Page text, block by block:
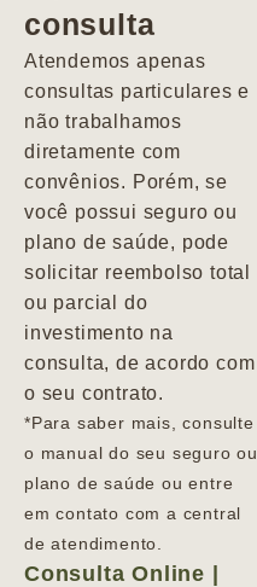
consulta
Atendemos apenas
consultas particulares e
não trabalhamos
diretamente com
convênios. Porém, se
você possui seguro ou
plano de saúde, pode
solicitar reembolso total
ou parcial do
investimento na
consulta, de acordo com
o seu contrato.
*Para saber mais, consulte
o manual do seu seguro ou
plano de saúde ou entre
em contato com a central
de atendimento.
Consulta Online |